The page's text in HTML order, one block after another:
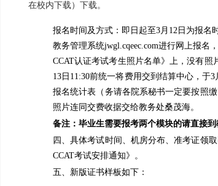
在校内下载）下载。
报名时间及方式：即日起至3月12日为报名
教务管理系统jwgl.cqeec.com进行网上报名
CCAT认证考试考生照片名单》上，没有照
13日11:30前统一将费用交到结算中心，于
报名统计表（务请各院系秘书一定要按照
照片连同交费收据交给教务处桑茂海。
备注：毕业生需要报考两个模块的请直接到
四、具体考试时间、机房分布、准考证领
CCAT考试安排通知》。
五、新版证书样板如下：